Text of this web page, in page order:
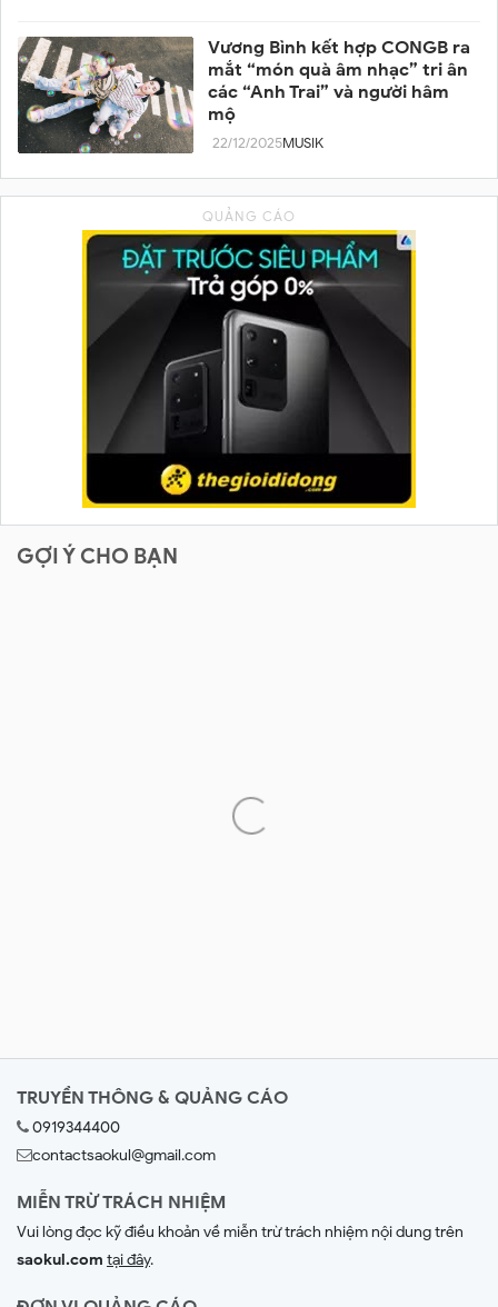
Vương Bình kết hợp CONGB ra
mắt “món quà âm nhạc” tri ân
các “Anh Trai” và người hâm
mộ
22/12/2025MUSIK
GỢI Ý CHO BẠN
TRUYỀN THÔNG & QUẢNG CÁO
0919344400
contactsaokul@gmail.com
MIỄN TRỪ TRÁCH NHIỆM
Vui lòng đọc kỹ điều khoản về miễn trừ trách nhiệm nội dung trên
saokul.com tại đây.